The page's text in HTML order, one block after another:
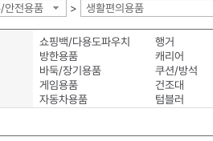
안전용품 > 생활편의용품
쇼핑백/다용도파우치
행거
방한용품
캐리어
바둑/장기용품
쿠션/방석
게임용품
건조대
자동차용품
텀블러